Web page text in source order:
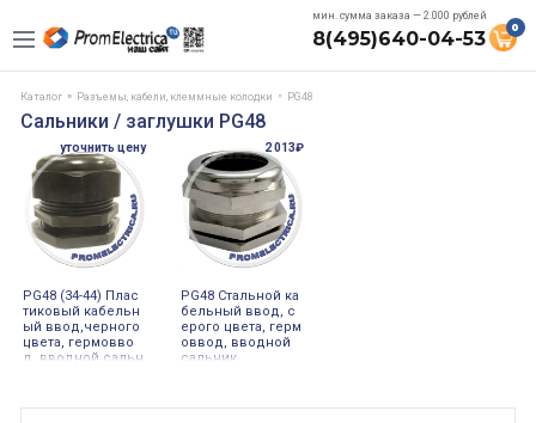
мин. сумма заказа — 2.000 рублей
8(495)640-04-53 0
Каталог Разъемы, кабели, клеммные колодки PG48
Сальники / заглушки PG48
уточнить цену
PG48 (34-44) Плас
тиковый кабельн
ый ввод,черного
цвета, гермовво
д, вводной сальн
2 013₽
PG48 Стальной ка
бельный ввод, с
ерого цвета, герм
оввод, вводной
сальник